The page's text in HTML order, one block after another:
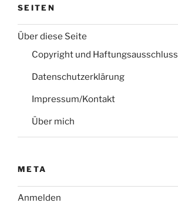
SEITEN
Über diese Seite
Copyright und Haftungsausschluss
Datenschutzerklärung
Impressum/Kontakt
Über mich
META
Anmelden